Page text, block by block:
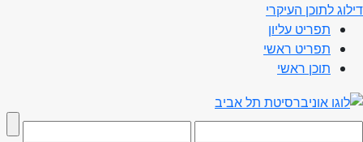
דילוג לתוכן העיקרי
תפריט עליון
תפריט ראשי
תוכן ראשי